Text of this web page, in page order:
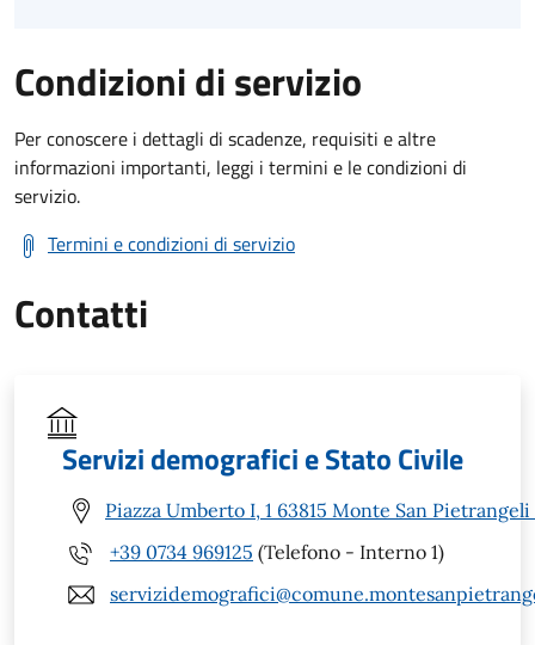
Condizioni di servizio
Per conoscere i dettagli di scadenze, requisiti e altre
informazioni importanti, leggi i termini e le condizioni di
servizio.
Termini e condizioni di servizio
Contatti
Servizi demografici e Stato Civile
Piazza Umberto I, 1 63815 Monte San Pietrangeli
+39 0734 969125 (Telefono - Interno 1)